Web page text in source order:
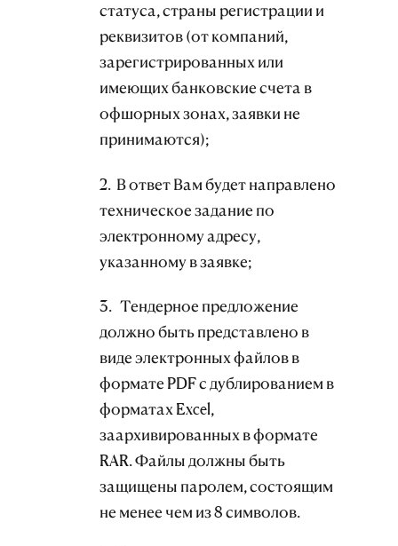
статуса, страны регистрации и
реквизитов (от компаний,
зарегистрированных или
имеющих банковские счета в
офшорных зонах, заявки не
принимаются);
2. В ответ Вам будет направлено
техническое задание по
электронному адресу,
указанному в заявке;
3. Тендерное предложение
должно быть представлено в
виде электронных файлов в
формате PDF с дублированием в
форматах Excel,
заархивированных в формате
RAR. Файлы должны быть
защищены паролем, состоящим
не менее чем из 8 символов.